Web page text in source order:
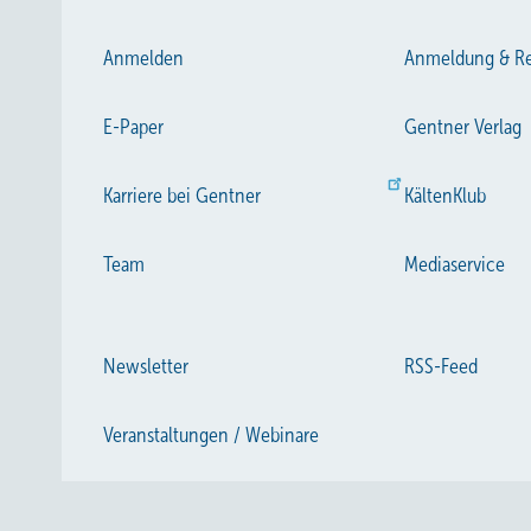
Anmelden Anmeldung &
E-Paper Gentner Verlag
Karriere bei Gentner KältenKlub
Team Mediaservice
Newsletter RSS-Feed
Veranstaltungen / Webinare